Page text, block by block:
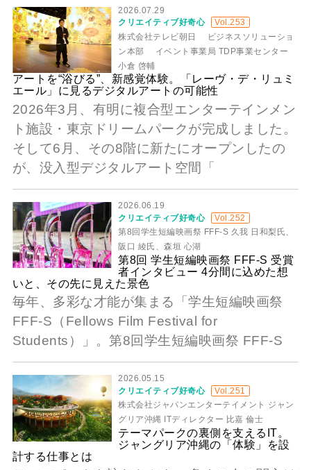
2026.07.29
クリエイティブ好奇心
Vol.253
株式会社テレビ朝日 ビジネスソリューショ
ン本部 イベント事業局 TDP事業センター
小倉 啓輔
アートを“浴びる”、新感覚体験。「レーヴ・デ・リュミ
エール」に見るデジタルアートの可能性
2026年3月、有明に複合型エンターテインメン
ト施設・東京ドリームパークが完成しました。
そして6月、その8階に新たにオープンしたの
が、没入型デジタルアート空間「
2026.06.19
クリエイティブ好奇心
Vol.252
第8回学生短編映画祭 FFF-S 久我 日和梨氏、
阪口 綾氏、森垣 心湖
第8回 学生短編映画祭 FFF-S 受賞
者インタビュー 4分間に込めた想
いと、その先に見えた景色
毎年、多彩な才能が集まる「学生短編映画祭
FFF-S（Fellows Film Festival for
Students）」。第8回学生短編映画祭 FFF-S
2026.05.15
クリエイティブ好奇心
Vol.251
株式会社ジャパンエンターテイメント ジャン
グリア沖縄 ITディレクター 比嘉 倫士
テーマパークの裏側を支えるIT。
ジャングリア沖縄の「体験」を設
計する仕事とは